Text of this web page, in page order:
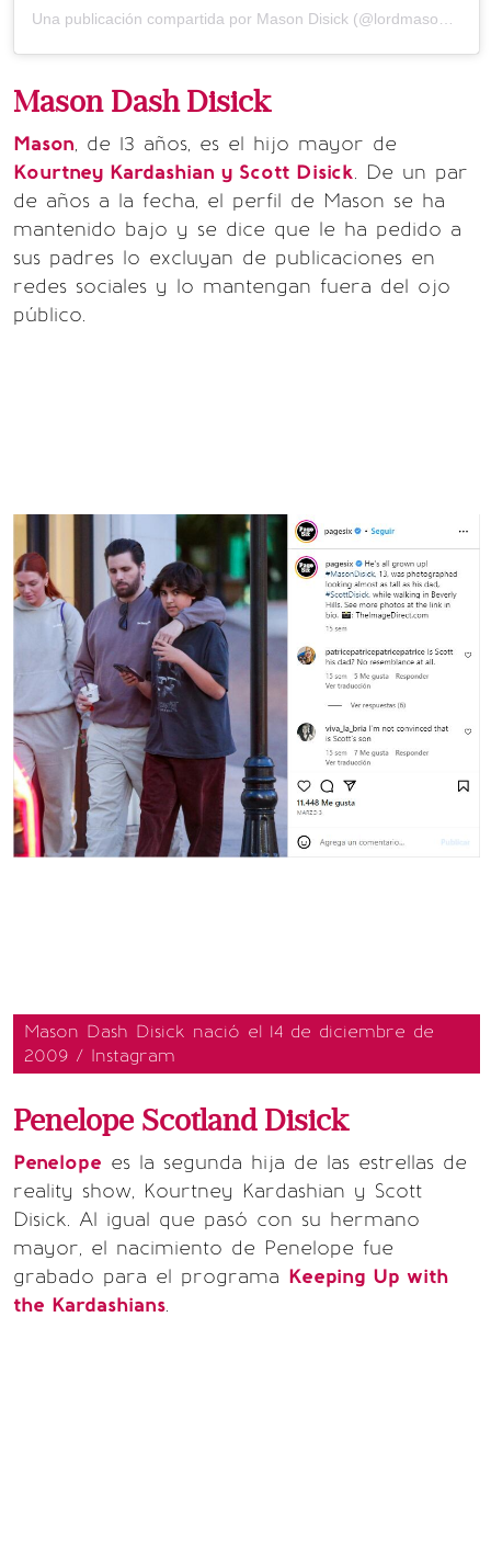
Una publicación compartida por Mason Disick (@lordmasondashdisick)
Mason Dash Disick
Mason, de 13 años, es el hijo mayor de
Kourtney Kardashian y Scott Disick. De un par
de años a la fecha, el perfil de Mason se ha
mantenido bajo y se dice que le ha pedido a
sus padres lo excluyan de publicaciones en
redes sociales y lo mantengan fuera del ojo
público.
Mason Dash Disick nació el 14 de diciembre de
2009 / Instagram
Penelope Scotland Disick
Penelope es la segunda hija de las estrellas de
reality show, Kourtney Kardashian y Scott
Disick. Al igual que pasó con su hermano
mayor, el nacimiento de Penelope fue
grabado para el programa Keeping Up with
the Kardashians.